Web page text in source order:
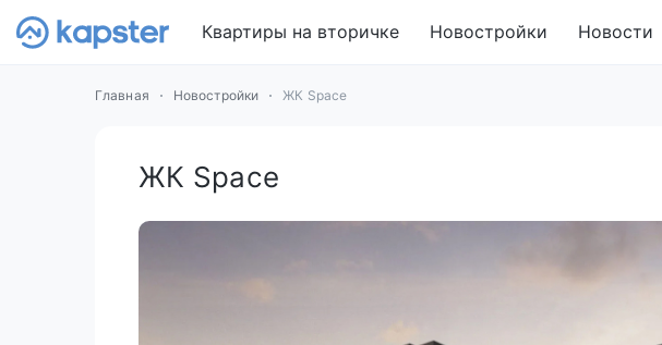
Квартиры на вторичке Новостройки Новости
Главная Новостройки ЖК Space
ЖК Space